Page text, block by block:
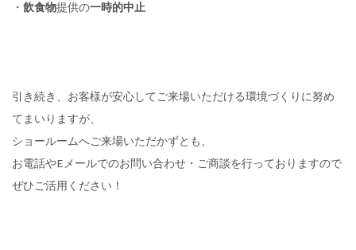
・ 飲食物提供の一時的中止
引き続き、お客様が安心してご来場いただける環境づくりに努め
てまいりますが、
ショールームへご来場いただかずとも、
お電話やEメールでのお問い合わせ・ご商談を行っておりますので
ぜひご活用ください！